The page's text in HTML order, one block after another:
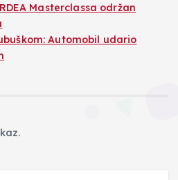
Masterclassa održan
Automobil udario